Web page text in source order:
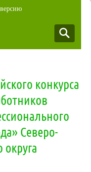
конкурса
Северо-